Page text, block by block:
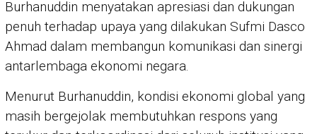
Burhanuddin menyatakan apresiasi dan dukungan
penuh terhadap upaya yang dilakukan Sufmi Dasco
Ahmad dalam membangun komunikasi dan sinergi
antarlembaga ekonomi negara.
Menurut Burhanuddin, kondisi ekonomi global yang
masih bergejolak membutuhkan respons yang